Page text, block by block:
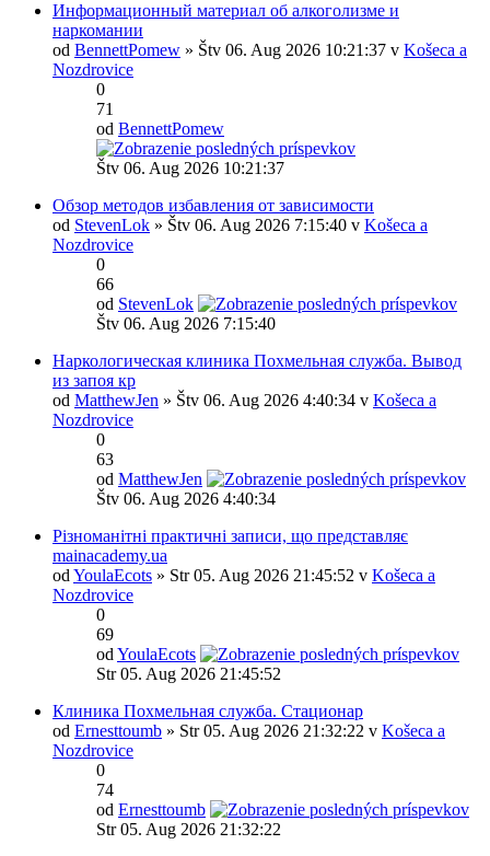
Информационный материал об алкоголизме и
наркомании
od BennettPomew » Štv 06. Aug 2026 10:21:37 v Košeca a
Nozdrovice
0
71
od BennettPomew
Štv 06. Aug 2026 10:21:37
Обзор методов избавления от зависимости
od StevenLok » Štv 06. Aug 2026 7:15:40 v Košeca a
Nozdrovice
0
66
od StevenLok
Štv 06. Aug 2026 7:15:40
Наркологическая клиника Похмельная служба. Вывод
из запоя кр
od MatthewJen » Štv 06. Aug 2026 4:40:34 v Košeca a
Nozdrovice
0
63
od MatthewJen
Štv 06. Aug 2026 4:40:34
Різноманітні практичні записи, що представляє
mainacademy.ua
od YoulaEcots » Str 05. Aug 2026 21:45:52 v Košeca a
Nozdrovice
0
69
od YoulaEcots
Str 05. Aug 2026 21:45:52
Клиника Похмельная служба. Стационар
od Ernesttoumb » Str 05. Aug 2026 21:32:22 v Košeca a
Nozdrovice
0
74
od Ernesttoumb
Str 05. Aug 2026 21:32:22